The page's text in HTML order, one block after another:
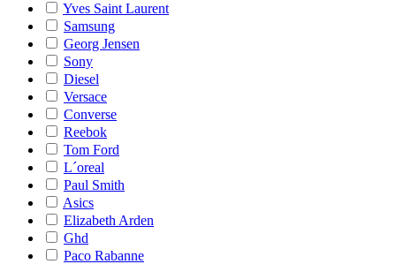
Yves Saint Laurent
Samsung
Georg Jensen
Sony
Diesel
Versace
Converse
Reebok
Tom Ford
L´oreal
Paul Smith
Asics
Elizabeth Arden
Ghd
Paco Rabanne